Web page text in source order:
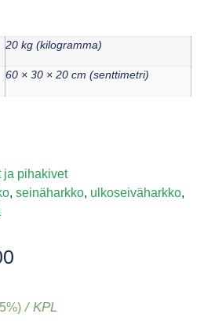
20 kg (kilogramma)
60 × 30 × 20 cm (senttimetri)
ja pihakivet
, seinäharkko, ulkoseiväharkko,
/ KPL